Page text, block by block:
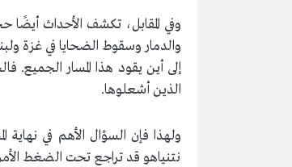
وفي المقابل، تكشف الأحداث
والدمار وسقوط الضحايا في غزة
إلى أين يقود هذا المسار الجميع.
الذين أشعلوها.
ولهذا فإن السؤال الأهم في
نتنياهو قد تراجع تحت الضغط